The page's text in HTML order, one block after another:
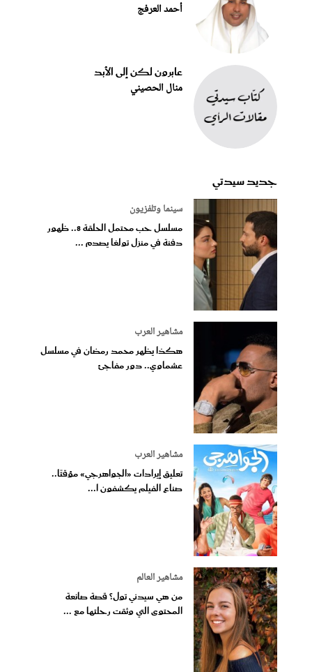
أحمد العرفج
عابرون لكن إلى الأبد
منال الحصيني
جديد سيدتي
سينما وتلفزيون
مسلسل حب محتمل الحلقة 8.. ظهور
دفنة في منزل تولغا يصدم ...
مشاهير العرب
هكذا يظهر محمد رمضان في مسلسل
عشماوي.. دور مفاجئ
مشاهير العرب
تعليق إيرادات «الجواهرجي» مؤقتًا..
صناع الفيلم يكشفون ا...
مشاهير العالم
من هي سيدني تول؟ قصة صانعة
المحتوى التي وثقت رحلتها مع ...